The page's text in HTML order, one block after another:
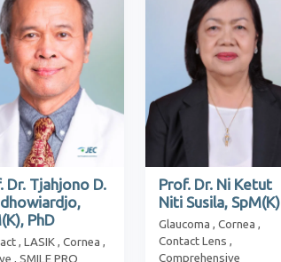
Dr. Tjahjono D.
PhD
, LASIK , Cornea ,
, SMILE PRO
Prof. Dr. Ni Ketut
Niti Susila, SpM(K)
Glaucoma , Cornea ,
Contact Lens ,
Comprehensive